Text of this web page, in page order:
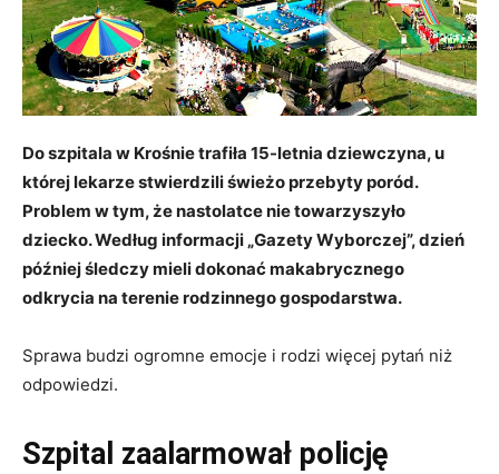
Do szpitala w Krośnie trafiła 15-letnia dziewczyna, u
której lekarze stwierdzili świeżo przebyty poród.
Problem w tym, że nastolatce nie towarzyszyło
dziecko. Według informacji „Gazety Wyborczej”, dzień
później śledczy mieli dokonać makabrycznego
odkrycia na terenie rodzinnego gospodarstwa.
Sprawa budzi ogromne emocje i rodzi więcej pytań niż
odpowiedzi.
Szpital zaalarmował policję